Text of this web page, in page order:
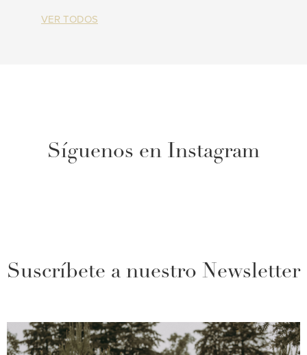
VER TODOS
Síguenos en Instagram
Suscríbete a nuestro Newsletter